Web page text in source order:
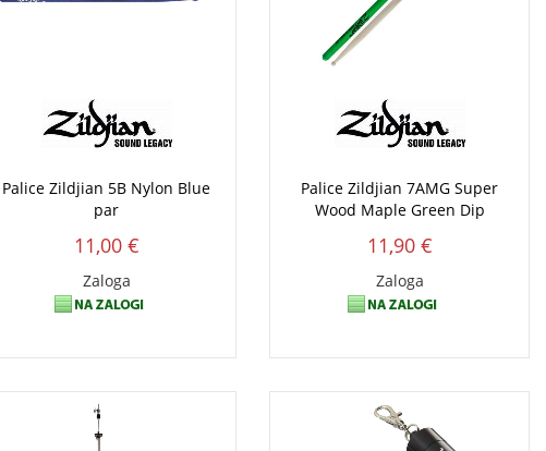
Palice Zildjian 5B Nylon Blue
par
11,00 €
Zaloga
Palice Zildjian 7AMG Super
Wood Maple Green Dip
11,90 €
Zaloga